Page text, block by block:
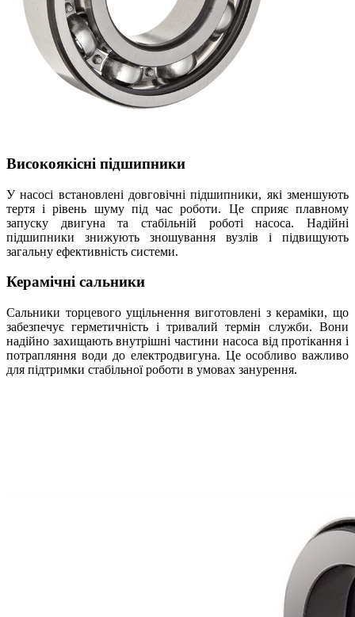
Високоякісні підшипники
У насосі встановлені довговічні підшипники, які зменшують
тертя і рівень шуму під час роботи. Це сприяє плавному
запуску двигуна та стабільній роботі насоса. Надійні
підшипники знижують зношування вузлів і підвищують
загальну ефективність системи.
Керамічні сальники
Сальники торцевого ущільнення виготовлені з кераміки, що
забезпечує герметичність і тривалий термін служби. Вони
надійно захищають внутрішні частини насоса від протікання і
потрапляння води до електродвигуна. Це особливо важливо
для підтримки стабільної роботи в умовах занурення.